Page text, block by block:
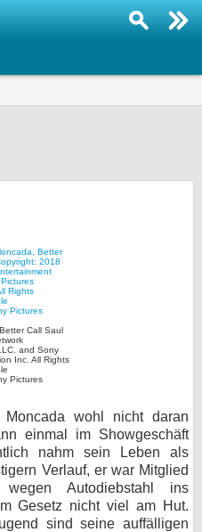
Call Saul
and Sony
Inc. All Rights
Pictures
wohl nicht daran
einmal im Showgeschäft
nahm sein Leben als
Verlauf, er war Mitglied
Autodiebstahl ins
Gesetz nicht viel am Hut.
sind seine auffälligen
X
Facebook